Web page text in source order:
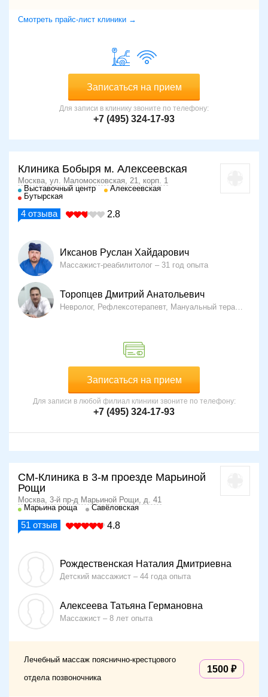
Смотреть прайс-лист клиники →
Записаться на прием
Для записи в клинику звоните по телефону:
+7 (495) 324-17-93
Клиника Бобыря м. Алексеевская
Москва, ул. Маломосковская, 21, корп. 1
Выставочный центр
Алексеевская
Бутырская
4 отзыва 2.8
Иксанов Руслан Хайдарович
Массажист-реабилитолог 31 год опыта
Торопцев Дмитрий Анатольевич
Невролог, Рефлексотерапевт, Мануальный терапевт
Записаться на прием
Для записи в любой филиал клиники звоните по телефону:
+7 (495) 324-17-93
СМ-Клиника в 3-м проезде Марьиной
Рощи
Москва, 3-й пр-д Марьиной Рощи, д. 41
Марьина роща
Савёловская
51 отзыв 4.8
Рождественская Наталия Дмитриевна
Детский массажист 44 года опыта
Алексеева Татьяна Германовна
Массажист 8 лет опыта
Лечебный массаж пояснично-крестцового
отдела позвоночника
1500